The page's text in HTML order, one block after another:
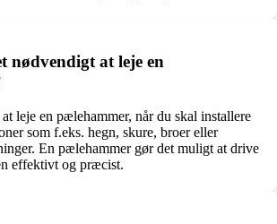
nødvendigt at leje en
leje en pælehammer, når du skal installere
som f.eks. hegn, skure, broer eller
En pælehammer gør det muligt at drive
effektivt og præcist.